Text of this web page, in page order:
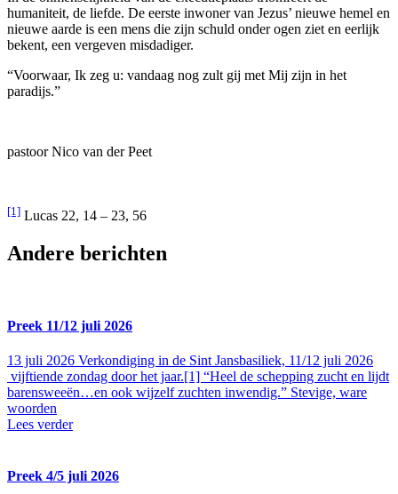
humaniteit, de liefde. De eerste inwoner van Jezus’ nieuwe hemel en
nieuwe aarde is een mens die zijn schuld onder ogen ziet en eerlijk
bekent, een vergeven misdadiger.
“Voorwaar, Ik zeg u: vandaag nog zult gij met Mij zijn in het
paradijs.”
pastoor Nico van der Peet
[1] Lucas 22, 14 – 23, 56
Andere berichten
Preek 11/12 juli 2026
13 juli 2026 Verkondiging in de Sint Jansbasiliek, 11/12 juli 2026
vijftiende zondag door het jaar.[1] “Heel de schepping zucht en lijdt
barensweeën…en ook wijzelf zuchten inwendig.” Stevige, ware
woorden
Lees verder
Preek 4/5 juli 2026